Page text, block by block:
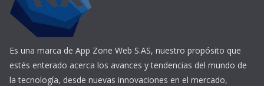
Es una marca de App Zone Web S.AS, nuestro propósito que
estés enterado acerca los avances y tendencias del mundo de
la tecnología, desde nuevas innovaciones en el mercado,